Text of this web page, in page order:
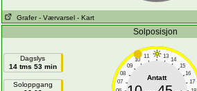
Grafer - Værvarsel - Kart
Solposisjon
Dagslys
14 tms 53 min
Soloppgang
11 13
10
14
09
15
08
16
07
17
Antatt